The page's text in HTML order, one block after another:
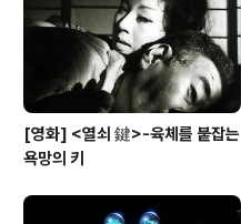
[영화] <열쇠 鍵>-육체를 붙잡는
욕망의 키